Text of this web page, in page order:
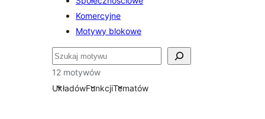
Komercyjne
Motywy blokowe
Szukaj
12 motywów
UkładówFunkcjiTematów